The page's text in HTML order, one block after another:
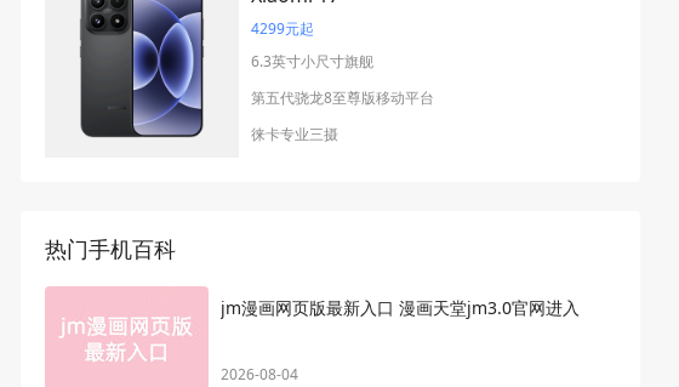
4299元起
6.3英寸小尺寸旗舰
第五代骁龙8至尊版移动平台
徕卡专业三摄
热门手机百科
jm漫画网页版最新入口 漫画天堂jm3.0官网进入
2026-08-04